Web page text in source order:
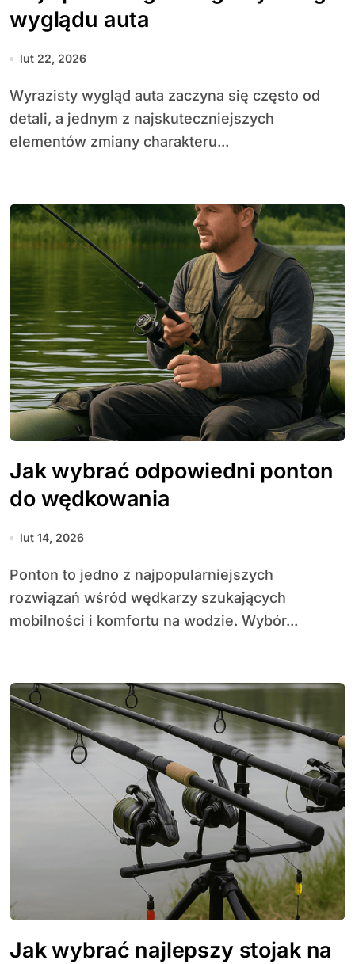
wyglądu auta
lut 22, 2026
Wyrazisty wygląd auta zaczyna się często od
detali, a jednym z najskuteczniejszych
elementów zmiany charakteru...
Jak wybrać odpowiedni ponton
do wędkowania
lut 14, 2026
Ponton to jedno z najpopularniejszych
rozwiązań wśród wędkarzy szukających
mobilności i komfortu na wodzie. Wybór...
Jak wybrać najlepszy stojak na